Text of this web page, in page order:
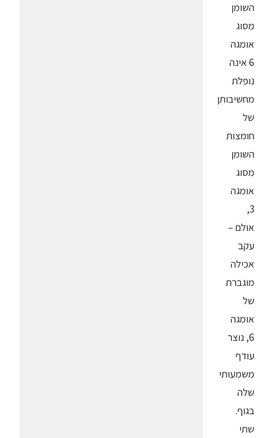
השומן
מסוג
אומגה
6 אינה
נופלת
מחשיבותן
של
חומצות
השומן
מסוג
אומגה
3,
אולם –
עקב
אכילה
מוגברת
של
אומגה
6, נוצר
עודף
משמעותי
שלה
בגוף.
שתי